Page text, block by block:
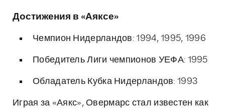
Достижения в «Аяксе»
Чемпион Нидерландов: 1994, 1995, 1996
Победитель Лиги чемпионов УЕФА: 1995
Обладатель Кубка Нидерландов: 1993
Играя за «Аякс», Овермарс стал известен как